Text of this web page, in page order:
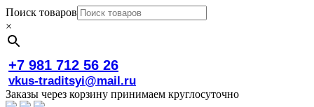
Поиск товаров
×
+7 981 712 56 26
vkus-traditsyi@mail.ru
Заказы через корзину принимаем круглосуточно